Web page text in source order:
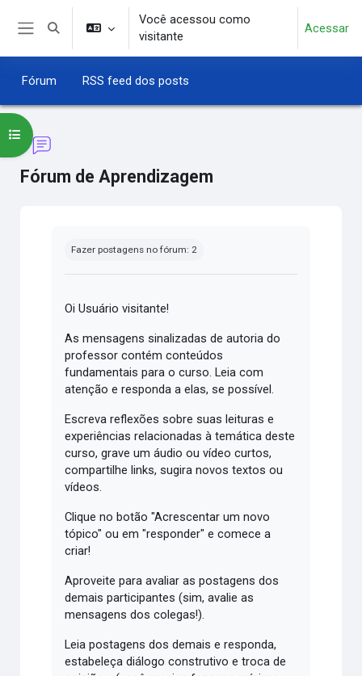
Ir para o conteúdo principal
Alternar entrada de pesquisa
Você acessou como
visitante
Acessar
Fórum RSS feed dos posts
Fórum de Aprendizagem
Abrir índice do curso
Fazer postagens no fórum: 2
Oi Usuário visitante!
As mensagens sinalizadas de autoria do
professor contém conteúdos
fundamentais para o curso. Leia com
atenção e responda a elas, se possível.
Escreva reflexões sobre suas leituras e
experiências relacionadas à temática deste
curso, grave um áudio ou vídeo curtos,
compartilhe links, sugira novos textos ou
vídeos.
Clique no botão "Acrescentar um novo
tópico" ou em "responder" e comece a
criar!
Aproveite para avaliar as postagens dos
demais participantes (sim, avalie as
mensagens dos colegas!).
Leia postagens dos demais e responda,
estabeleça diálogo construtivo e troca de